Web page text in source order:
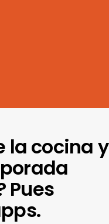
la cocina y
Pues